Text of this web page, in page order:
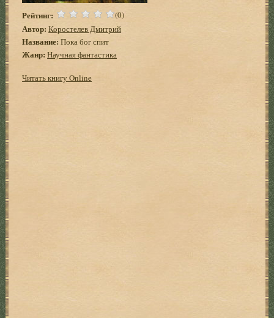
Рейтинг: (0)
Автор: Коростелев Дмитрий
Название: Пока бог спит
Жанр: Научная фантастика
Читать книгу Online